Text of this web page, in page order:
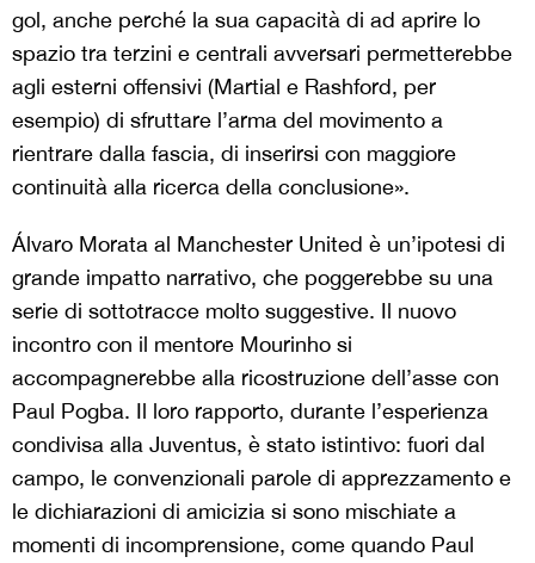
gol, anche perché la sua capacità di ad aprire lo
spazio tra terzini e centrali avversari permetterebbe
agli esterni offensivi (Martial e Rashford, per
esempio) di sfruttare l’arma del movimento a
rientrare dalla fascia, di inserirsi con maggiore
continuità alla ricerca della conclusione».
Álvaro Morata al Manchester United è un’ipotesi di
grande impatto narrativo, che poggerebbe su una
serie di sottotracce molto suggestive. Il nuovo
incontro con il mentore Mourinho si
accompagnerebbe alla ricostruzione dell’asse con
Paul Pogba. Il loro rapporto, durante l’esperienza
condivisa alla Juventus, è stato istintivo: fuori dal
campo, le convenzionali parole di apprezzamento e
le dichiarazioni di amicizia si sono mischiate a
momenti di incomprensione, come quando Paul